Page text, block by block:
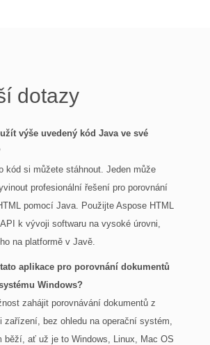
dotazy
výše uvedený kód Java ve své
kód si můžete stáhnout. Jeden může
profesionální řešení pro porovnání
pomocí Java. Použijte Aspose HTML
k vývoji softwaru na vysoké úrovni,
na platformě v Javě.
aplikace pro porovnání dokumentů
Windows?
zahájit porovnávání dokumentů z
zařízení, bez ohledu na operační systém,
běží, ať už je to Windows, Linux, Mac OS